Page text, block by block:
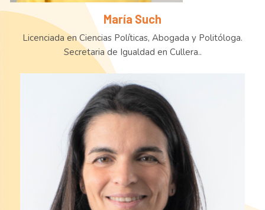
María Such
Licenciada en Ciencias Políticas, Abogada y Politóloga.
Secretaria de Igualdad en Cullera..